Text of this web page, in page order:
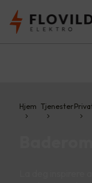
Hjem Tjenester